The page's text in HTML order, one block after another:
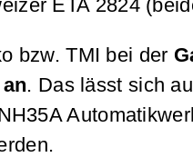
ETA 2824
bzw. TMI bei der
. Das lässt sich